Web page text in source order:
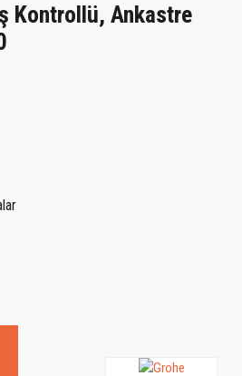
Kontrollü, Ankastre